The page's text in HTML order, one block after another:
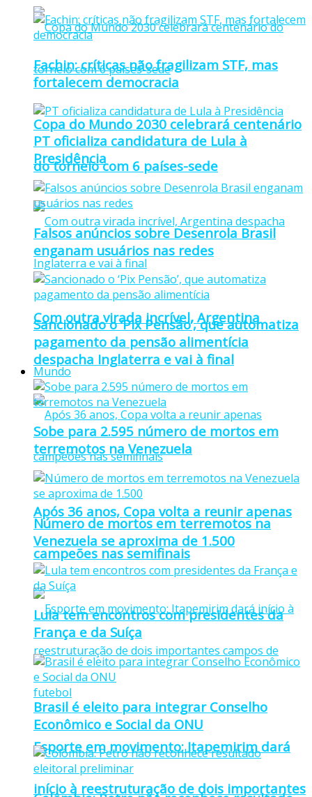
Copa do Mundo 2030 celebrará centenário
do torneio com 6 países-sede
Com outra virada incrível, Argentina
despacha Inglaterra e vai à final
Após 36 anos, Copa volta a reunir apenas
campeões nas semifinais
Esporte em movimento: Itapemirim dará
início à reestruturação de dois importantes
Fachin: críticas não fragilizam STF, mas
fortalecem democracia
PT oficializa candidatura de Lula à
Presidência
Falsos anúncios sobre Desenrola Brasil
enganam usuários nas redes
Sancionado o ‘Pix Pensão’, que automatiza
pagamento da pensão alimentícia
Mundo
Sobe para 2.595 número de mortos em
terremotos na Venezuela
Número de mortos em terremotos na
Venezuela se aproxima de 1.500
Lula tem encontros com presidentes da
França e da Suíça
Brasil é eleito para integrar Conselho
Econômico e Social da ONU